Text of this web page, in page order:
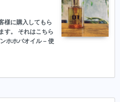
様に購入してもら
す。 それはこちら
ホホバオイル – 使